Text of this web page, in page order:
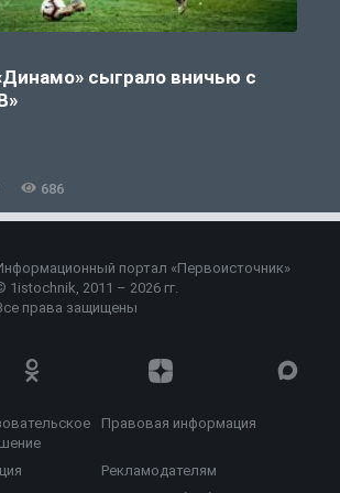
сыграло вничью с
686
портал «Первоисточник»
1istochnik, 2011 – 2026 гг.
права защищены
Правовая информация
Рекламодателям